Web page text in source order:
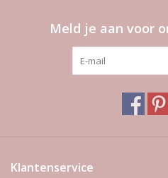
Meld je aan voor
Klantenservice